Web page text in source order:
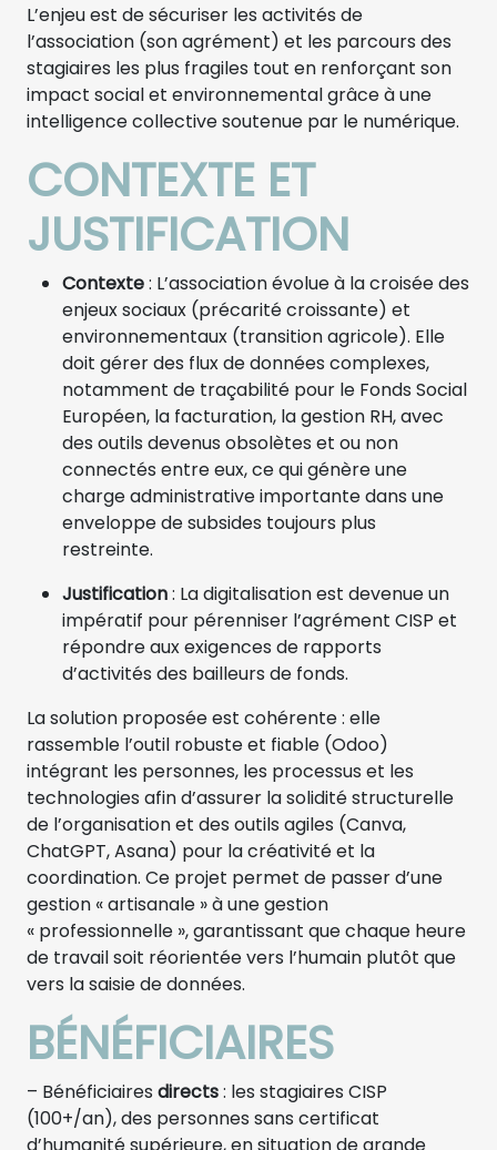
L’enjeu est de sécuriser les activités de
l’association (son agrément) et les parcours des
stagiaires les plus fragiles tout en renforçant son
impact social et environnemental grâce à une
intelligence collective soutenue par le numérique.
CONTEXTE ET
JUSTIFICATION
Contexte: L’association évolue à la croisée des
enjeux sociaux (précarité croissante) et
environnementaux (transition agricole). Elle
doit gérer des flux de données complexes,
notamment de traçabilité pour le Fonds Social
Européen, la facturation, la gestion RH, avec
des outils devenus obsolètes et ou non
connectés entre eux, ce qui génère une
charge administrative importante dans une
enveloppe de subsides toujours plus
restreinte.
Justification: La digitalisation est devenue un
impératif pour pérenniser l’agrément CISP et
répondre aux exigences de rapports
d’activités des bailleurs de fonds.
La solution proposée est cohérente : elle
rassemble l’outil robuste et fiable (Odoo)
intégrant les personnes, les processus et les
technologies afin d’assurer la solidité structurelle
de l’organisation et des outils agiles (Canva,
ChatGPT, Asana) pour la créativité et la
coordination. Ce projet permet de passer d’une
gestion « artisanale » à une gestion
« professionnelle », garantissant que chaque heure
de travail soit réorientée vers l’humain plutôt que
vers la saisie de données.
BÉNÉFICIAIRES
– Bénéficiaires directs: les stagiaires CISP
(100+/an), des personnes sans certificat
d’humanité supérieure, en situation de grande